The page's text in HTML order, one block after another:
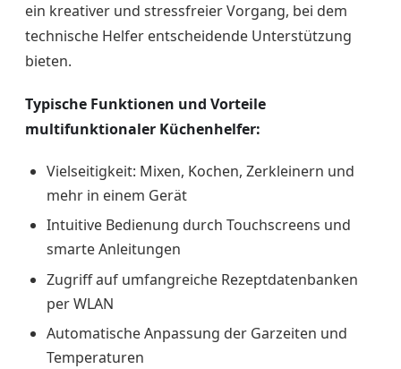
ein kreativer und stressfreier Vorgang, bei dem
technische Helfer entscheidende Unterstützung
bieten.
Typische Funktionen und Vorteile
multifunktionaler Küchenhelfer:
Vielseitigkeit: Mixen, Kochen, Zerkleinern und
mehr in einem Gerät
Intuitive Bedienung durch Touchscreens und
smarte Anleitungen
Zugriff auf umfangreiche Rezeptdatenbanken
per WLAN
Automatische Anpassung der Garzeiten und
Temperaturen